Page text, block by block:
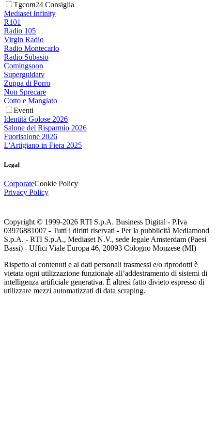
Tgcom24 Consiglia
Mediaset Infinity
R101
Radio 105
Virgin Radio
Radio Montecarlo
Radio Subasio
Comingsoon
Superguidatv
Zuppa di Porro
Non Sprecare
Cotto e Mangiato
Eventi
Identità Golose 2026
Salone del Risparmio 2026
Fuorisalone 2026
L'Artigiano in Fiera 2025
Legal
CorporateCookie Policy
Privacy Policy
Copyright © 1999-2026 RTI S.p.A. Business Digital - P.Iva
03976881007 - Tutti i diritti riservati - Per la pubblicità Mediamond
S.p.A. - RTI S.p.A., Mediaset N.V., sede legale Amsterdam (Paesi
Bassi) - Uffici Viale Europa 46, 20093 Cologno Monzese (MI)
Rispetto ai contenuti e ai dati personali trasmessi e/o riprodotti è
vietata ogni utilizzazione funzionale all’addestramento di sistemi di
intelligenza artificiale generativa. È altresì fatto divieto espresso di
utilizzare mezzi automatizzati di data scraping.